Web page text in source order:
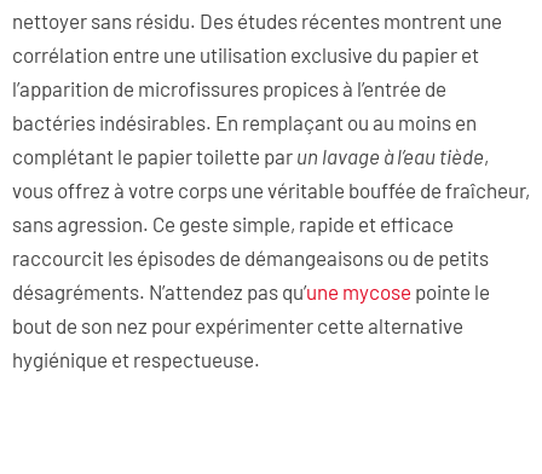
nettoyer sans résidu. Des études récentes montrent une
corrélation entre une utilisation exclusive du papier et
l’apparition de microfissures propices à l’entrée de
bactéries indésirables. En remplaçant ou au moins en
complétant le papier toilette par un lavage à l’eau tiède,
vous offrez à votre corps une véritable bouffée de fraîcheur,
sans agression. Ce geste simple, rapide et efficace
raccourcit les épisodes de démangeaisons ou de petits
désagréments. N’attendez pas qu’une mycose pointe le
bout de son nez pour expérimenter cette alternative
hygiénique et respectueuse.